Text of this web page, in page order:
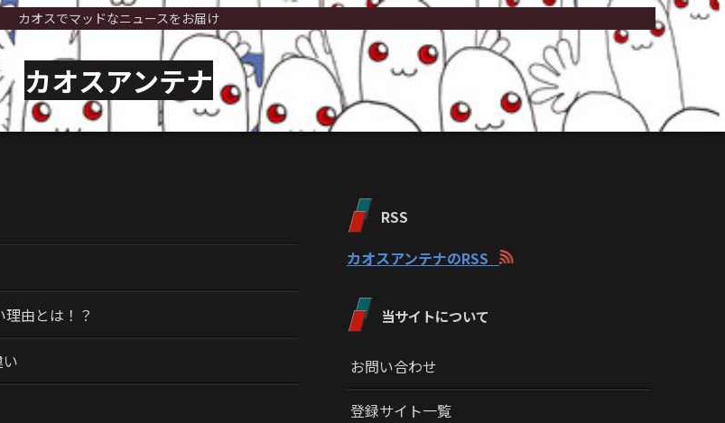
カオスでマッドなニュースをお届け
カオスアンテナ
由とは！？
RSS
カオスアンテナのRSS
当サイトについて
お問い合わせ
登録サイト一覧